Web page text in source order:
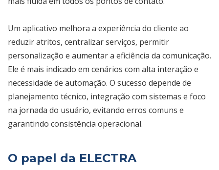
Um aplicativo melhora a experiência do cliente ao
reduzir atritos, centralizar serviços, permitir
personalização e aumentar a eficiência da comunicação.
Ele é mais indicado em cenários com alta interação e
necessidade de automação. O sucesso depende de
planejamento técnico, integração com sistemas e foco
na jornada do usuário, evitando erros comuns e
garantindo consistência operacional.
O papel da ELECTRA